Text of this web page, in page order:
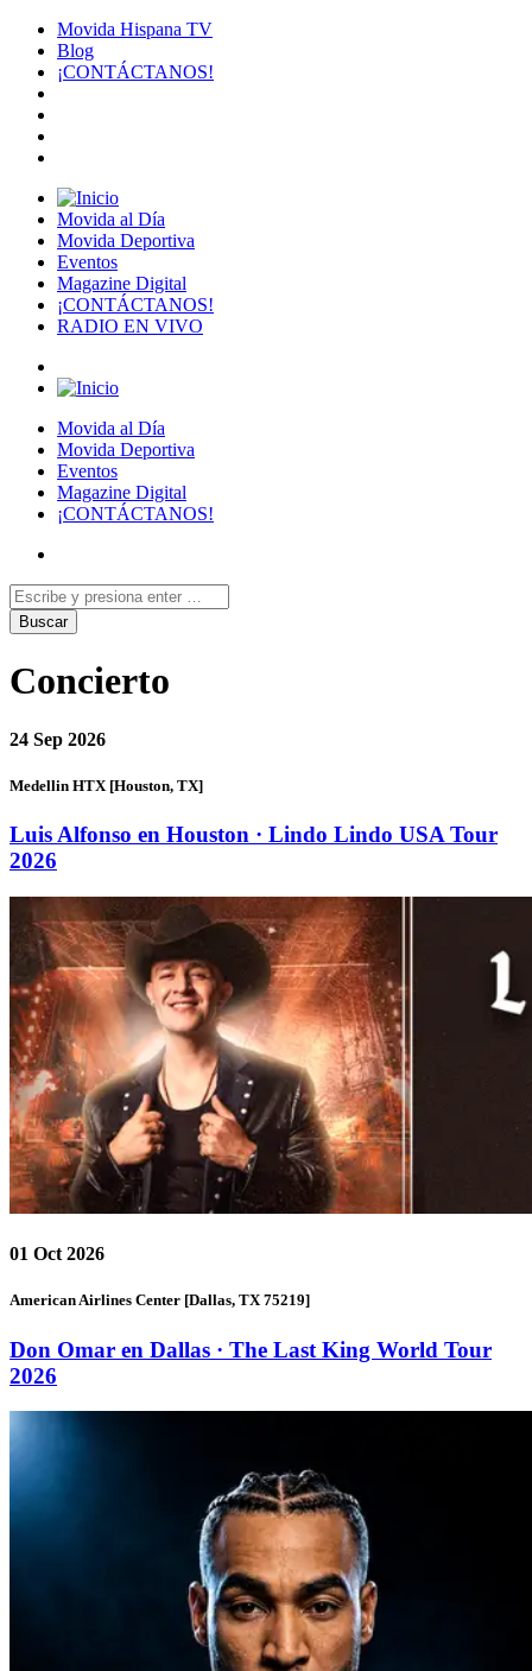
Movida Hispana TV
Blog
¡CONTÁCTANOS!
Movida al Día
Movida Deportiva
Eventos
Magazine Digital
¡CONTÁCTANOS!
RADIO EN VIVO
Movida al Día
Movida Deportiva
Eventos
Magazine Digital
¡CONTÁCTANOS!
Concierto
24 Sep 2026
Medellin HTX [Houston, TX]
Luis Alfonso en Houston · Lindo Lindo USA Tour
2026
01 Oct 2026
American Airlines Center [Dallas, TX 75219]
Don Omar en Dallas · The Last King World Tour
2026